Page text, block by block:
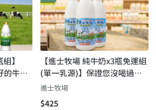
】
的牛奶
【進士牧場 純牛奶x3瓶免運組
(單一乳源)】保證您沒喝過的
「娟姍」級濃醇香
進士牧場
$425